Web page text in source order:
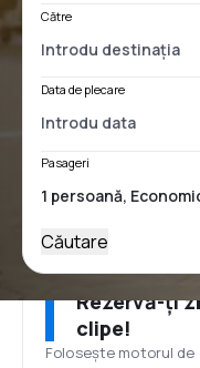
Către
Data de plecare
Pasageri
Căutare
Rezervă-ți
clipe!
Folosește motorul de